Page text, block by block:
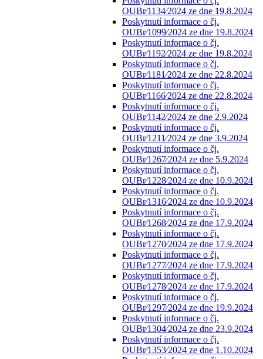
OUBr⁄1134⁄2024 ze dne 19.8.2024
Poskytnutí informace o čj.
OUBr⁄1099⁄2024 ze dne 19.8.2024
Poskytnutí informace o čj.
OUBr⁄1192⁄2024 ze dne 19.8.2024
Poskytnutí informace o čj.
OUBr⁄1181⁄2024 ze dne 22.8.2024
Poskytnutí informace o čj.
OUBr⁄1166⁄2024 ze dne 22.8.2024
Poskytnutí informace o čj.
OUBr⁄1142⁄2024 ze dne 2.9.2024
Poskytnutí informace o čj.
OUBr⁄1211⁄2024 ze dne 3.9.2024
Poskytnutí informace o čj.
OUBr⁄1267⁄2024 ze dne 5.9.2024
Poskytnutí informace o čj.
OUBr⁄1228⁄2024 ze dne 10.9.2024
Poskytnutí informace o čj.
OUBr⁄1316⁄2024 ze dne 10.9.2024
Poskytnutí informace o čj.
OUBr⁄1268⁄2024 ze dne 17.9.2024
Poskytnutí informace o čj.
OUBr⁄1270⁄2024 ze dne 17.9.2024
Poskytnutí informace o čj.
OUBr⁄1277⁄2024 ze dne 17.9.2024
Poskytnutí informace o čj.
OUBr⁄1278⁄2024 ze dne 17.9.2024
Poskytnutí informace o čj.
OUBr⁄1297⁄2024 ze dne 19.9.2024
Poskytnutí informace o čj.
OUBr⁄1304⁄2024 ze dne 23.9.2024
Poskytnutí informace o čj.
OUBr⁄1353⁄2024 ze dne 1.10.2024